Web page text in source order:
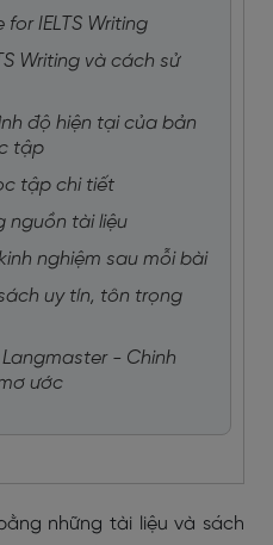
for IELTS Writing
Writing và cách sử
độ hiện tại của bản
tập
tập chi tiết
nguồn tài liệu
nghiệm sau mỗi bài
uy tín, tôn trọng
Langmaster - Chinh
ước
những tài liệu và sách